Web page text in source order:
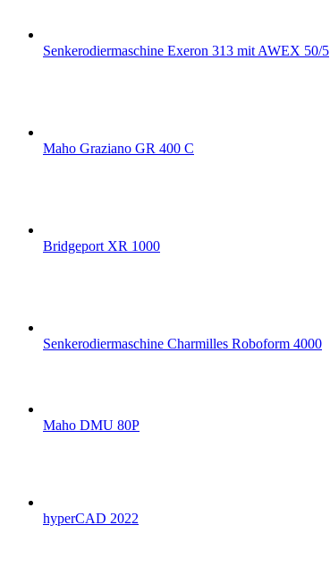
Senkerodiermaschine Exeron 313 mit AWEX 50/5
Maho Graziano GR 400 C
Bridgeport XR 1000
Senkerodiermaschine Charmilles Roboform 4000
Maho DMU 80P
hyperCAD 2022